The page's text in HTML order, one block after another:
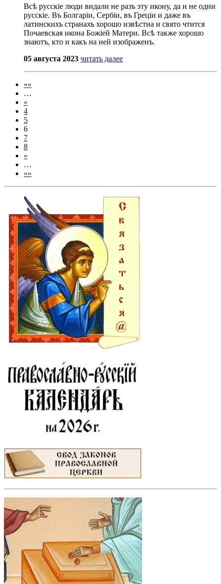
Всѣ русскіе люди видали не разъ эту икону, да и не одни
русскіе. Въ Болгаріи, Сербіи, въ Греціи и даже въ
латинскихъ странахъ хорошо извѣстна и свято чтится
Почаевская икона Божіей Матери. Всѣ также хорошо
знаютъ, кто и какъ на ней изображенъ.
05 августа 2023 читать далее
««
…
«
4
5
6
7
8
»
…
»»